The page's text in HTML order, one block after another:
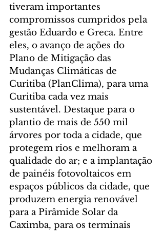
tiveram importantes
compromissos cumpridos pela
gestão Eduardo e Greca. Entre
eles, o avanço de ações do
Plano de Mitigação das
Mudanças Climáticas de
Curitiba (PlanClima), para uma
Curitiba cada vez mais
sustentável. Destaque para o
plantio de mais de 550 mil
árvores por toda a cidade, que
protegem rios e melhoram a
qualidade do ar; e a implantação
de painéis fotovoltaicos em
espaços públicos da cidade, que
produzem energia renovável
para a Pirâmide Solar da
Caximba, para os terminais